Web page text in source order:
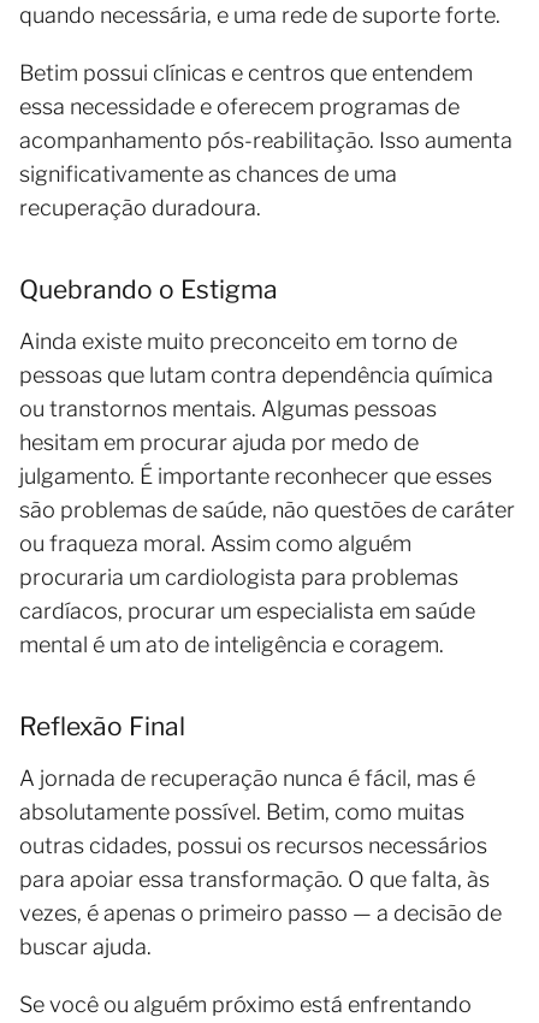
quando necessária, e uma rede de suporte forte.
Betim possui clínicas e centros que entendem
essa necessidade e oferecem programas de
acompanhamento pós-reabilitação. Isso aumenta
significativamente as chances de uma
recuperação duradoura.
Quebrando o Estigma
Ainda existe muito preconceito em torno de
pessoas que lutam contra dependência química
ou transtornos mentais. Algumas pessoas
hesitam em procurar ajuda por medo de
julgamento. É importante reconhecer que esses
são problemas de saúde, não questões de caráter
ou fraqueza moral. Assim como alguém
procuraria um cardiologista para problemas
cardíacos, procurar um especialista em saúde
mental é um ato de inteligência e coragem.
Reflexão Final
A jornada de recuperação nunca é fácil, mas é
absolutamente possível. Betim, como muitas
outras cidades, possui os recursos necessários
para apoiar essa transformação. O que falta, às
vezes, é apenas o primeiro passo — a decisão de
buscar ajuda.
Se você ou alguém próximo está enfrentando